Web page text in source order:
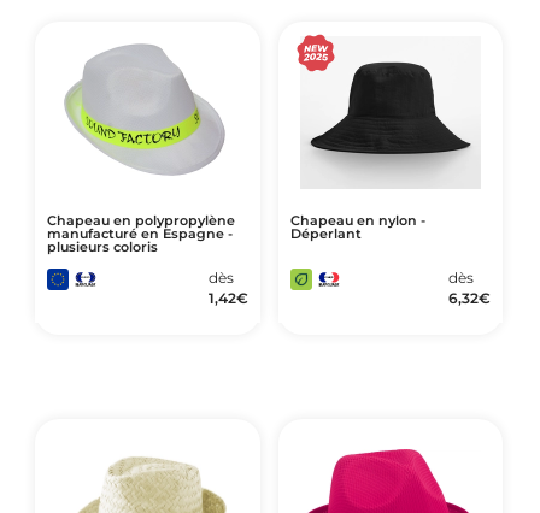
Chapeau en polypropylène
manufacturé en Espagne -
plusieurs coloris
dès
1,42€
Chapeau en nylon -
Déperlant
dès
6,32€